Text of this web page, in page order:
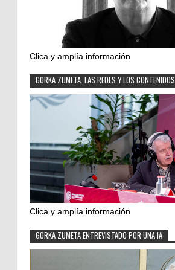
Clica y amplía información
GORKA ZUMETA: LAS REDES Y LOS CONTENIDOS
Clica y amplía información
GORKA ZUMETA ENTREVISTADO POR UNA IA